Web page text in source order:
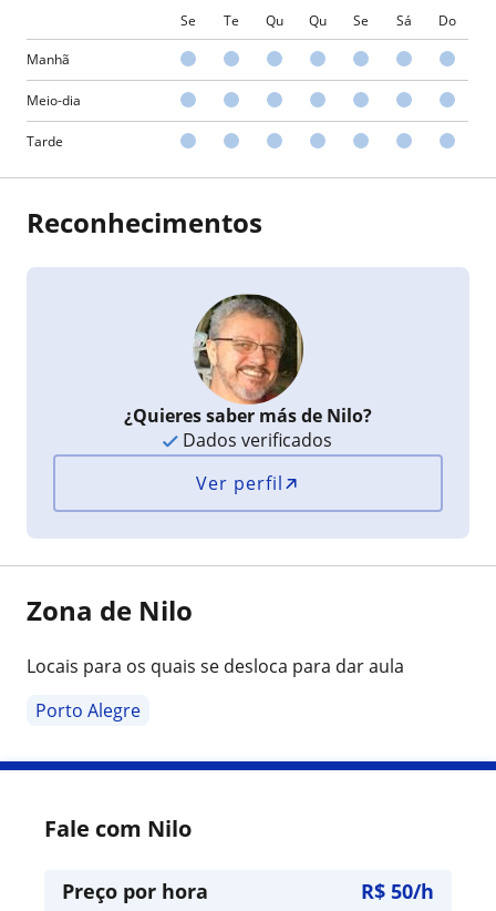
Se Te Qu Qu Se Sá Do
Manhã
Meio-dia
Tarde
Reconhecimentos
¿Quieres saber más de Nilo?
Dados verificados
Ver perfil
Zona de Nilo
Locais para os quais se desloca para dar aula
Porto Alegre
Fale com Nilo
Preço por hora R$ 50/h